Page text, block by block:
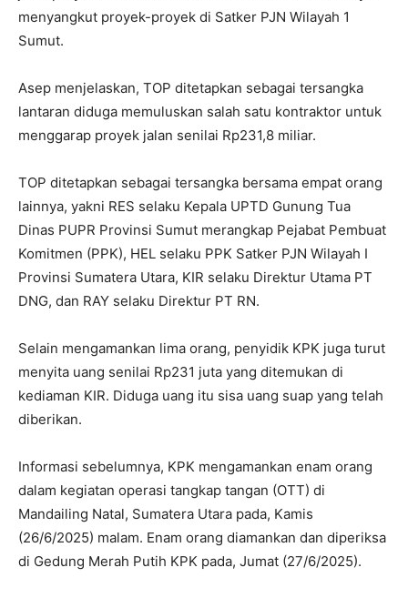
menyangkut proyek-proyek di Satker PJN Wilayah 1
Sumut.
Asep menjelaskan, TOP ditetapkan sebagai tersangka
lantaran diduga memuluskan salah satu kontraktor untuk
menggarap proyek jalan senilai Rp231,8 miliar.
TOP ditetapkan sebagai tersangka bersama empat orang
lainnya, yakni RES selaku Kepala UPTD Gunung Tua
Dinas PUPR Provinsi Sumut merangkap Pejabat Pembuat
Komitmen (PPK), HEL selaku PPK Satker PJN Wilayah I
Provinsi Sumatera Utara, KIR selaku Direktur Utama PT
DNG, dan RAY selaku Direktur PT RN.
Selain mengamankan lima orang, penyidik KPK juga turut
menyita uang senilai Rp231 juta yang ditemukan di
kediaman KIR. Diduga uang itu sisa uang suap yang telah
diberikan.
Informasi sebelumnya, KPK mengamankan enam orang
dalam kegiatan operasi tangkap tangan (OTT) di
Mandailing Natal, Sumatera Utara pada, Kamis
(26/6/2025) malam. Enam orang diamankan dan diperiksa
di Gedung Merah Putih KPK pada, Jumat (27/6/2025).